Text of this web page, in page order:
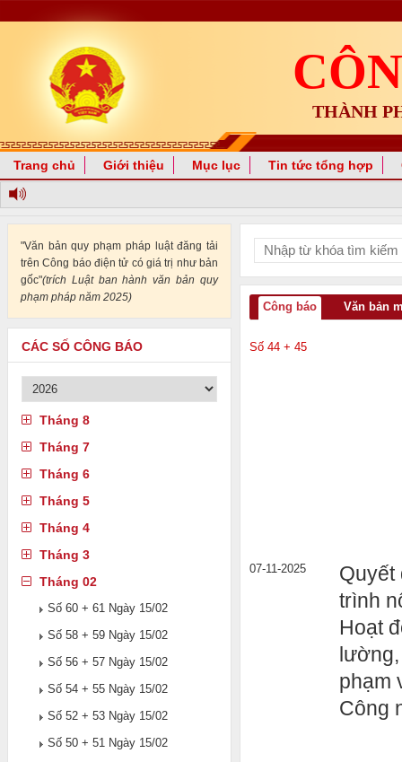
THÀNH
Trang chủ Giới thiệu Mục lục Tin tức tổng hợp
"Văn bản quy phạm pháp luật đăng tải
trên Công báo điện tử có giá trị như bản
gốc"(trích Luật ban hành văn bản quy
phạm pháp năm 2025)
CÁC SỐ CÔNG BÁO
Tháng 8
Tháng 7
Tháng 6
Tháng 5
Tháng 4
Tháng 3
Tháng 02
Số 60 + 61 Ngày 15/02
Số 58 + 59 Ngày 15/02
Số 56 + 57 Ngày 15/02
Số 54 + 55 Ngày 15/02
Số 52 + 53 Ngày 15/02
Số 50 + 51 Ngày 15/02
Công báo Văn bản
Số 44 + 45
07-11-2025
Quyết
trình
Hoạt
phạm
Công